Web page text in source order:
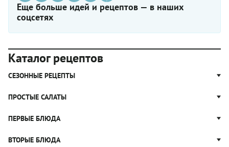
Еще больше идей и рецептов — в наших
соцсетях
Каталог рецептов
СЕЗОННЫЕ РЕЦЕПТЫ
Рецепты из капусты
Рецепты с грибами
Яблочные пироги
ПРОСТЫЕ САЛАТЫ
Простые салаты
Салат Цезарь
ПЕРВЫЕ БЛЮДА
Щи
ВТОРЫЕ БЛЮДА